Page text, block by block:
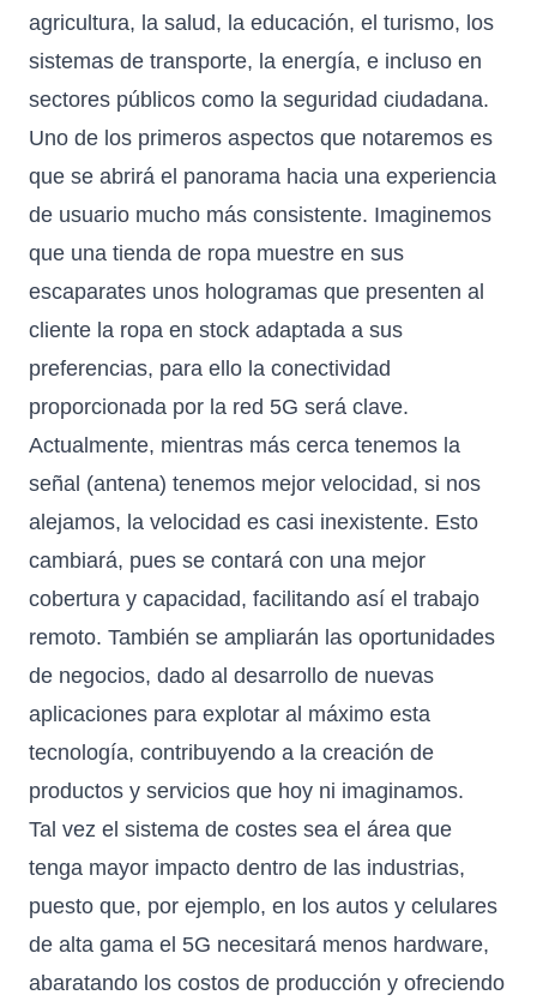
agricultura, la salud, la educación, el turismo, los
sistemas de transporte, la energía, e incluso en
sectores públicos como la seguridad ciudadana.
Uno de los primeros aspectos que notaremos es
que se abrirá el panorama hacia una experiencia
de usuario mucho más consistente. Imaginemos
que una tienda de ropa muestre en sus
escaparates unos hologramas que presenten al
cliente la ropa en stock adaptada a sus
preferencias, para ello la conectividad
proporcionada por la red 5G será clave.
Actualmente, mientras más cerca tenemos la
señal (antena) tenemos mejor velocidad, si nos
alejamos, la velocidad es casi inexistente. Esto
cambiará, pues se contará con una mejor
cobertura y capacidad, facilitando así el trabajo
remoto. También se ampliarán las oportunidades
de negocios, dado al desarrollo de nuevas
aplicaciones para explotar al máximo esta
tecnología, contribuyendo a la creación de
productos y servicios que hoy ni imaginamos.
Tal vez el sistema de costes sea el área que
tenga mayor impacto dentro de las industrias,
puesto que, por ejemplo, en los autos y celulares
de alta gama el 5G necesitará menos hardware,
abaratando los costos de producción y ofreciendo